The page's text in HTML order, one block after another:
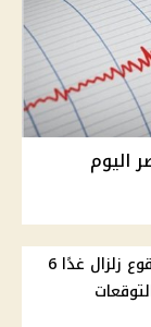
اليوم
البحوث الفلكية تحسم مزاعم وقوع زلزال غدًا 6